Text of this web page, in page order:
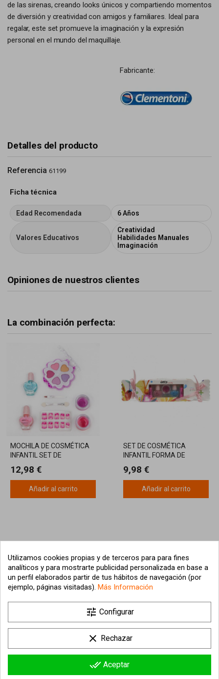
de las sirenas, creando looks únicos y compartiendo momentos
de diversión y creatividad con amigos y familiares. Ideal para
regalar, este set promueve la imaginación y la expresión
personal en el mundo del maquillaje.
Fabricante:
Detalles del producto
Referencia 61199
Ficha técnica
Edad Recomendada 6 Años
Valores Educativos
Creatividad
Habilidades Manuales
Imaginación
Opiniones de nuestros clientes
La combinación perfecta:
MOCHILA DE COSMÉTICA
INFANTIL SET DE
12,98 €
Añadir al carrito
SET DE COSMÉTICA
INFANTIL FORMA DE
9,98 €
Añadir al carrito
Información sobre la tienda 
Utilizamos cookies propias y de terceros para para fines
analíticos y para mostrarte publicidad personalizada en base a
un perfil elaborados partir de tus hábitos de navegación (por
ejemplo, páginas visitadas). Más Información
tune Configurar
clear Rechazar
done_all Aceptar